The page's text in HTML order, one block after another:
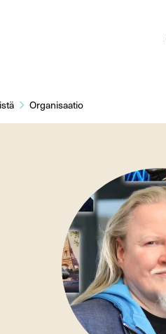
Organisaatio